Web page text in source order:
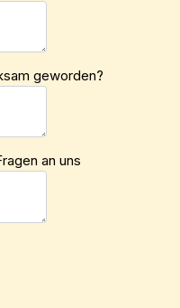
geworden?
an uns